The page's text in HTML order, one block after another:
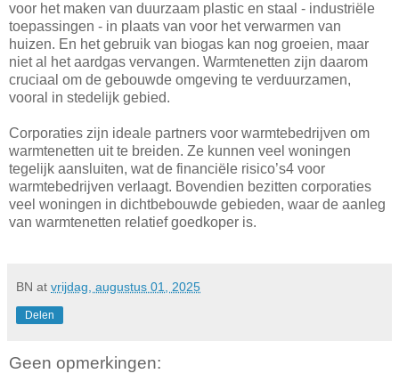
voor het maken van duurzaam plastic en staal - industriële
toepassingen - in plaats van voor het verwarmen van
huizen. En het gebruik van biogas kan nog groeien, maar
niet al het aardgas vervangen. Warmtenetten zijn daarom
cruciaal om de gebouwde omgeving te verduurzamen,
vooral in stedelijk gebied.
Corporaties zijn ideale partners voor warmtebedrijven om
warmtenetten uit te breiden. Ze kunnen veel woningen
tegelijk aansluiten, wat de financiële risico’s4 voor
warmtebedrijven verlaagt. Bovendien bezitten corporaties
veel woningen in dichtbebouwde gebieden, waar de aanleg
van warmtenetten relatief goedkoper is.
BN at vrijdag, augustus 01, 2025
Delen
Geen opmerkingen: